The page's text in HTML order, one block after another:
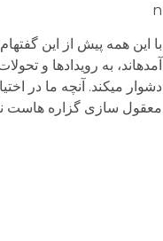
n
با این همه پیش از این
آمده­اند، به رویدادها و
دشوار می­کند. آنچه ما در
معقول سازی گزاره هاست